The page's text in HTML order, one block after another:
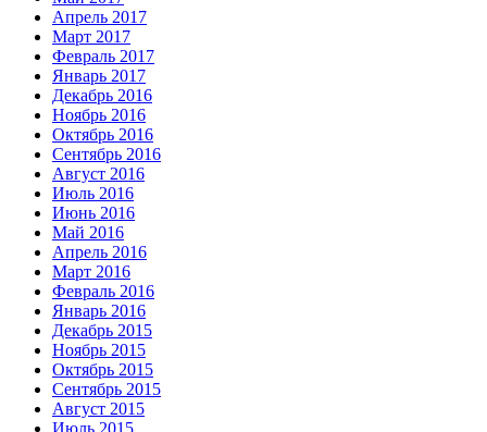
Апрель 2017
Март 2017
Февраль 2017
Январь 2017
Декабрь 2016
Ноябрь 2016
Октябрь 2016
Сентябрь 2016
Август 2016
Июль 2016
Июнь 2016
Май 2016
Апрель 2016
Март 2016
Февраль 2016
Январь 2016
Декабрь 2015
Ноябрь 2015
Октябрь 2015
Сентябрь 2015
Август 2015
Июль 2015